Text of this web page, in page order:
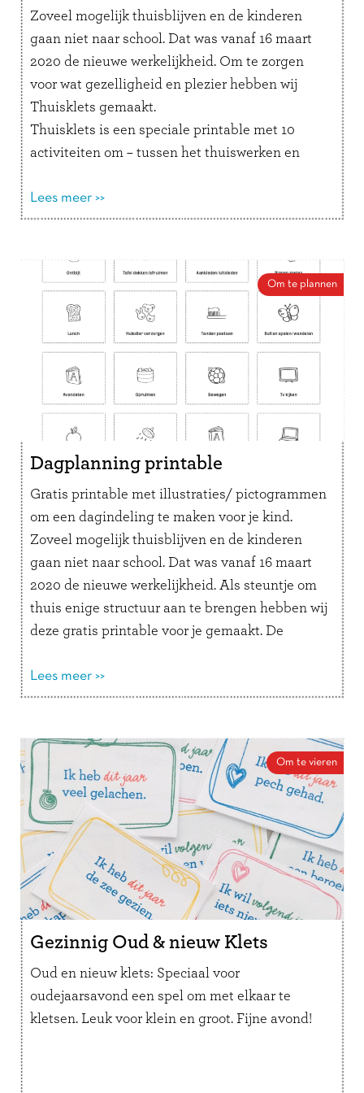
Zoveel mogelijk thuisblijven en de kinderen
gaan niet naar school. Dat was vanaf 16 maart
2020 de nieuwe werkelijkheid. Om te zorgen
voor wat gezelligheid en plezier hebben wij
Thuisklets gemaakt.
Thuisklets is een speciale printable met 10
activiteiten om – tussen het thuiswerken en
doen. Opdrachten, spelletjes en kletsvragen
waarmee de kids even zoet zijn. Of om ze even
computer kruipt.
Veel plezier ermee en vooral succes in deze
onzekere tijden!
Lees meer >>
Om te plannen
Dagplanning printable
Gratis printable met illustraties/ pictogrammen
om een dagindeling te maken voor je kind.
Zoveel mogelijk thuisblijven en de kinderen
gaan niet naar school. Dat was vanaf 16 maart
2020 de nieuwe werkelijkheid. Als steuntje om
thuis enige structuur aan te brengen hebben wij
deze gratis printable voor je gemaakt. De
als magneetjes geleverd worden bij onze
planningtools: een paar afbeeldingen van de
Weekplanner kind. Nu dus een speciale versie
om van papier – met enig knip en plakwerk –
dagplanningen te maken.
Hoe werkt het?
Print en knip de illustraties (zo vaak je
wilt/nodig hebt)
Op een leeg vel papier noteer je tijdstippen en
plak je activiteiten (bijvoorbeeld tijdvakken van
Lees meer >>
Om te vieren
Gezinnig Oud & nieuw Klets
Oud en nieuw klets: Speciaal voor
oudejaarsavond een spel om met elkaar te
kletsen. Leuk voor klein en groot. Fijne avond!